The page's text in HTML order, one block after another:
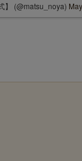
】 (@matsu_noya)